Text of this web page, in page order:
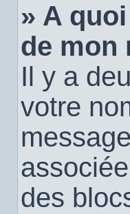
» A
de mon
Il y a
votre
des